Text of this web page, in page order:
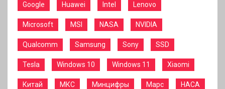
Google Huawei Intel Lenovo
Microsoft MSI NASA NVIDIA
Qualcomm Samsung Sony SSD
Tesla Windows 10 Windows 11 Xiaomi
Китай МКС Минцифры Марс НАСА